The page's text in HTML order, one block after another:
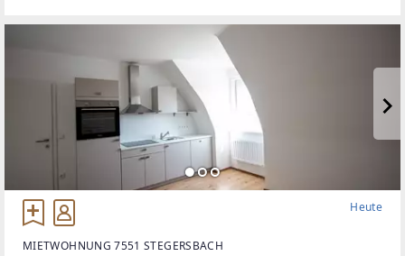
Heute
MIETWOHNUNG 7551 STEGERSBACH